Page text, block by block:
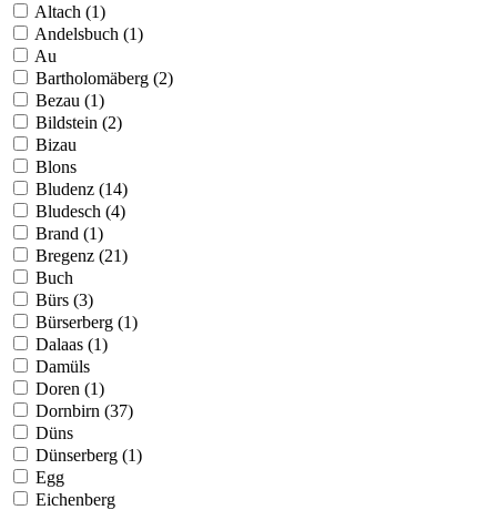
Altach (1)
Andelsbuch (1)
Au
Bartholomäberg (2)
Bezau (1)
Bildstein (2)
Bizau
Blons
Bludenz (14)
Bludesch (4)
Brand (1)
Bregenz (21)
Buch
Bürs (3)
Bürserberg (1)
Dalaas (1)
Damüls
Doren (1)
Dornbirn (37)
Düns
Dünserberg (1)
Egg
Eichenberg